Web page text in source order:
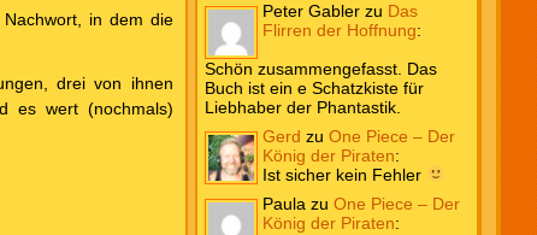
in dem die
drei von ihnen
es wert (nochmals)
Peter Gabler zu Das
Flirren der Hoffnung:
Schön zusammengefasst. Das
Buch ist ein e Schatzkiste für
Liebhaber der Phantastik.
Gerd zuOne Piece – Der
König der Piraten:
Ist sicher kein Fehler
Paula zuOne Piece – Der
König der Piraten: